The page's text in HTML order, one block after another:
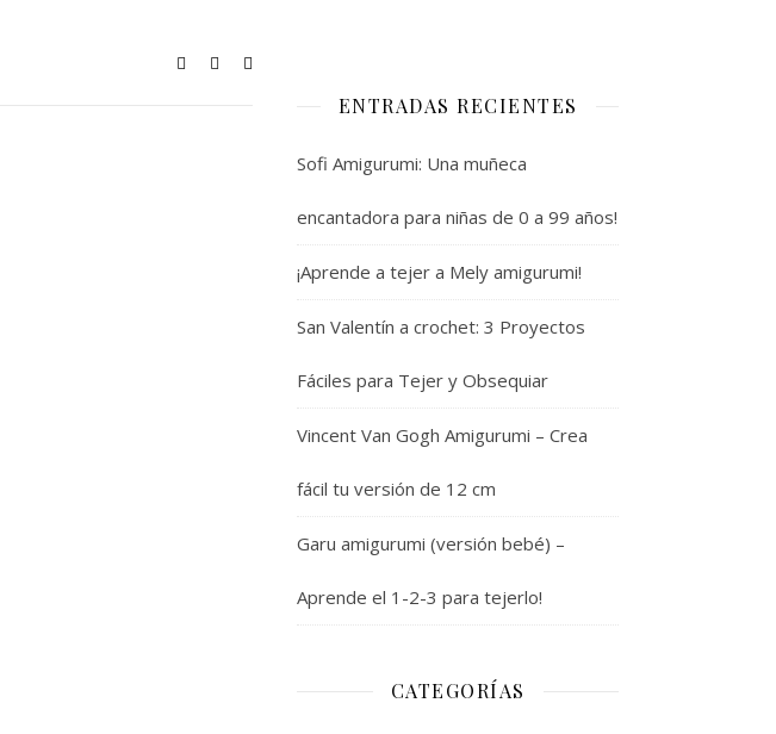
ENTRADAS RECIENTES
Sofi Amigurumi: Una muñeca
encantadora para niñas de 0 a 99 años!
¡Aprende a tejer a Mely amigurumi!
San Valentín a crochet: 3 Proyectos
Fáciles para Tejer y Obsequiar
Vincent Van Gogh Amigurumi – Crea
fácil tu versión de 12 cm
Garu amigurumi (versión bebé) –
Aprende el 1-2-3 para tejerlo!
CATEGORÍAS